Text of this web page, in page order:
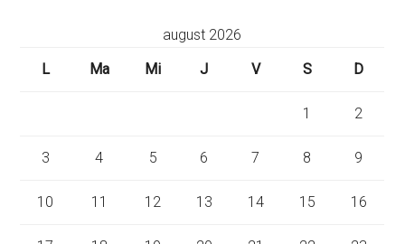
august 2026
L
Ma Mi J V S D
1 2
3 4 5 6 7 8 9
10 11 12 13 14 15 16